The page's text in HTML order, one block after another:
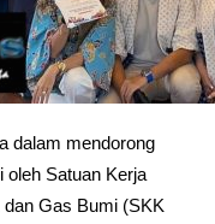
dalam mendorong
oleh Satuan Kerja
Gas Bumi (SKK